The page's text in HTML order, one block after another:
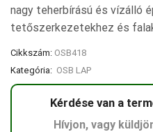
nagy teherbírású és vízálló
tetőszerkezetekhez és
Cikkszám: OSB418
Kategória: OSB LAP
Kérdése van a
Hívjon, vagy